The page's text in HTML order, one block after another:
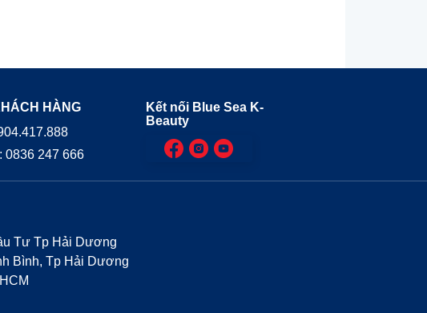
HÀNG
0836 247 666
Kết nối Blue Sea K-
Beauty
Tư Tp Hải Dương
Bình, Tp Hải Dương